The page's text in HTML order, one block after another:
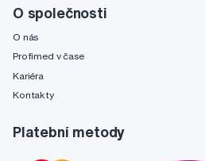
O společnosti
O nás
Profimed v čase
Kariéra
Kontakty
Platební metody